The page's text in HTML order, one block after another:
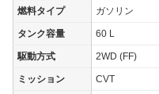
燃料タイプ ガソリン
タンク容量 60 L
駆動方式 2WD (FF)
ミッション CVT